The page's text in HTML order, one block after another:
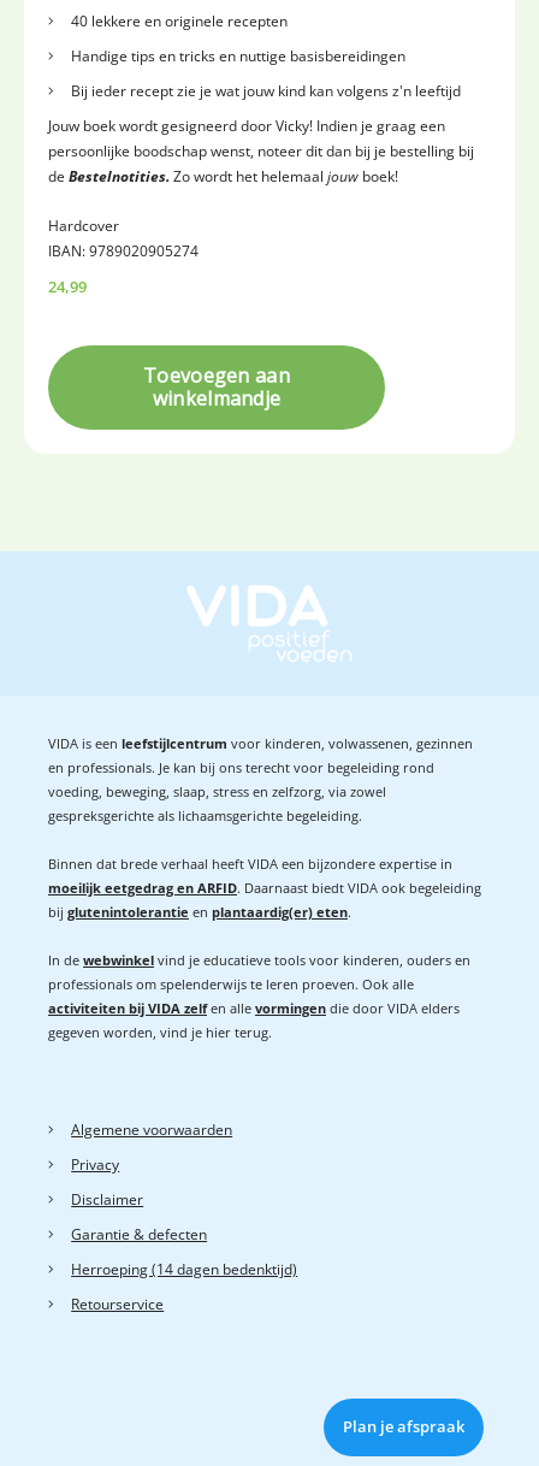
40 lekkere en originele recepten
Handige tips en tricks en nuttige basisbereidingen
Bij ieder recept zie je wat jouw kind kan volgens z'n leeftijd
Jouw boek wordt gesigneerd door Vicky! Indien je graag een
persoonlijke boodschap wenst, noteer dit dan bij je bestelling bij
de Bestelnotities. Zo wordt het helemaal jouw boek!
Hardcover
IBAN: 9789020905274
24,99
VIDA is een leefstijlcentrum voor kinderen, volwassenen, gezinnen
en professionals. Je kan bij ons terecht voor begeleiding rond
voeding, beweging, slaap, stress en zelfzorg, via zowel
gespreksgerichte als lichaamsgerichte begeleiding.
Binnen dat brede verhaal heeft VIDA een bijzondere expertise in
moeilijk eetgedrag en ARFID. Daarnaast biedt VIDA ook begeleiding
bij glutenintolerantie en plantaardig(er) eten.
In de webwinkel vind je educatieve tools voor kinderen, ouders en
professionals om spelenderwijs te leren proeven. Ook alle
activiteiten bij VIDA zelf en alle vormingen die door VIDA elders
gegeven worden, vind je hier terug.
Algemene voorwaarden
Privacy
Disclaimer
Garantie & defecten
Herroeping (14 dagen bedenktijd)
Retourservice
Plan je afspraak